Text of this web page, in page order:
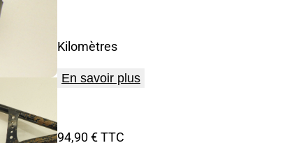
Kilomètres
En savoir plus
94,90 € TTC